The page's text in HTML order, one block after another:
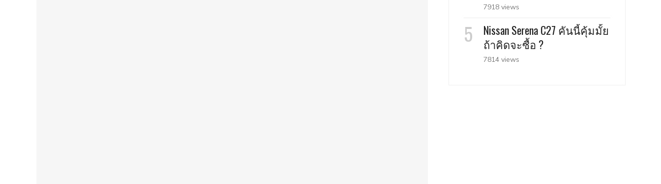
7918 views
Nissan Serena C27 คันนี้คุ้มมั้ย
ถ้าคิดจะซื้อ ?
7814 views